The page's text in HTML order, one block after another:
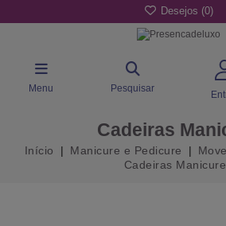
Desejos (0)
Menu Pesquisar
Cadeiras
Início Manicure e Pedicure
Cadeiras Manicure